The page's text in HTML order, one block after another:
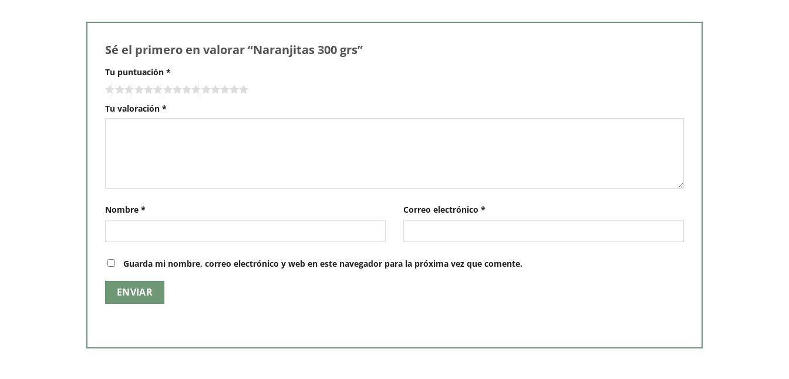
Sé el primero en valorar “Naranjitas 300 grs”
Tu puntuación *
Tu valoración *
Nombre * Correo electrónico *
Guarda mi nombre, correo electrónico y web en este navegador para la próxima vez que comente.